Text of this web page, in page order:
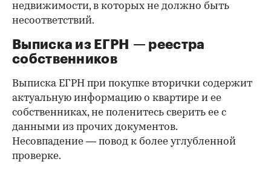
недвижимости, в которых не должно быть
несоответствий.
Выписка из ЕГРН — реестра
собственников
Выписка ЕГРН при покупке вторички содержит
актуальную информацию о квартире и ее
собственниках, не поленитесь сверить ее с
данными из прочих документов.
Несовпадение — повод к более углубленной
проверке.